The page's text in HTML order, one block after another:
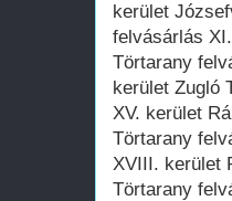
kerület
felvásárlás
Törtarany
kerület Zugló
XV. kerület
Törtarany
XVIII. kerület
Törtarany